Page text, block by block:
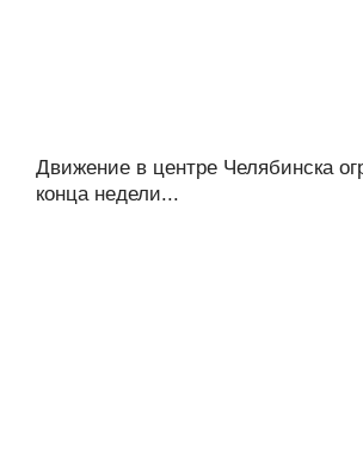
Движение в центре Челябинска
конца недели...